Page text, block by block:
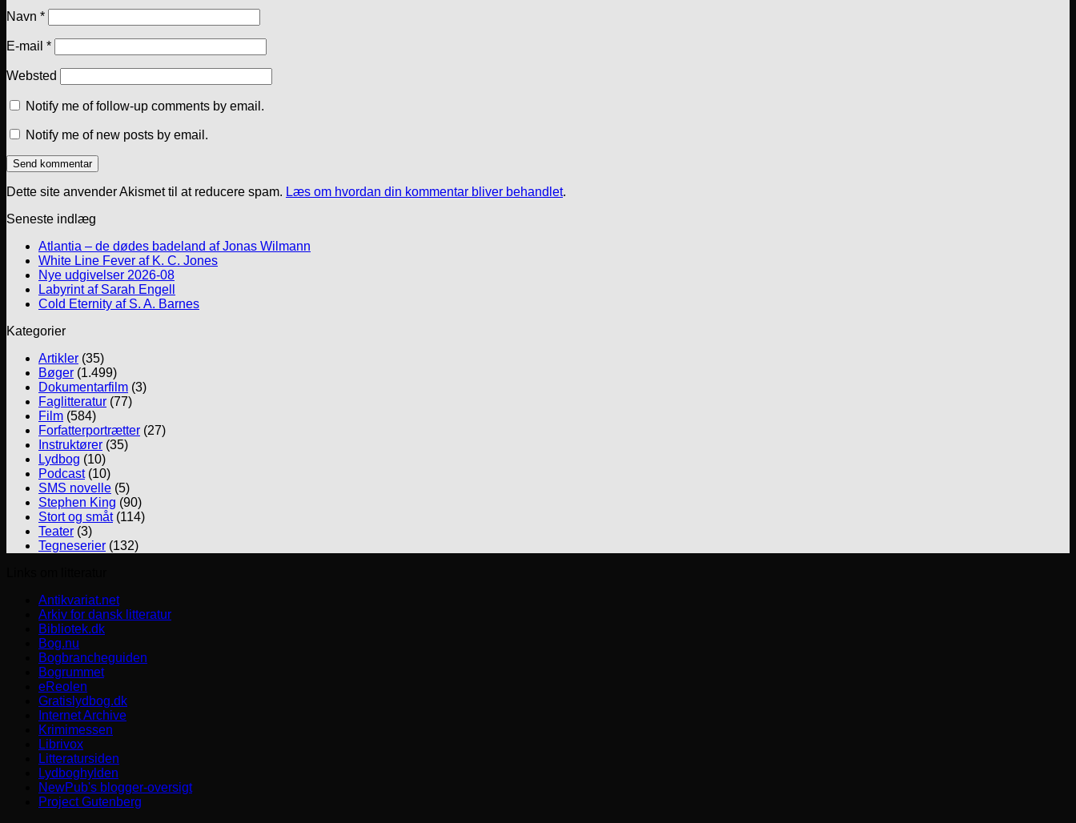
Navn *
E-mail *
Websted
Notify me of follow-up comments by email.
Notify me of new posts by email.
Dette site anvender Akismet til at reducere spam. Læs om hvordan din kommentar bliver behandlet.
Seneste indlæg
Atlantia – de dødes badeland af Jonas Wilmann
White Line Fever af K. C. Jones
Nye udgivelser 2026-08
Labyrint af Sarah Engell
Cold Eternity af S. A. Barnes
Kategorier
Artikler (35)
Bøger (1.499)
Dokumentarfilm (3)
Faglitteratur (77)
Film (584)
Forfatterportrætter (27)
Instruktører (35)
Lydbog (10)
Podcast(10)
SMS novelle (5)
Stephen King (90)
Stort og småt(114)
Teater (3)
Tegneserier (132)
Antikvariat.net
Arkiv for dansk litteratur
Bibliotek.dk
Bog.nu
Bogbrancheguiden
Bogrummet
eReolen
Gratislydbog.dk
Internet Archive
Krimimessen
Librivox
Litteratursiden
Lydboghylden
NewPub's blogger-oversigt
Project Gutenberg